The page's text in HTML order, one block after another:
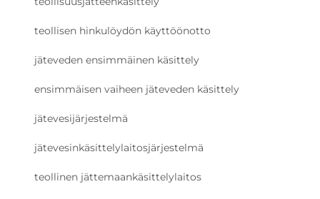
teollisen hinkulöydön käyttöönotto
jäteveden ensimmäinen käsittely
ensimmäisen vaiheen jäteveden käsittely
jätevesijärjestelmä
jätevesinkäsittelylaitosjärjestelmä
teollinen jättemaankäsittelylaitos